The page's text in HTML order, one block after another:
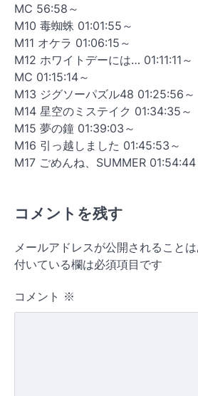
MC 56:58～
M10 毒蜘蛛 01:01:55～
M11 オケラ 01:06:15～
M12 ホワイトデーには… 01:11:11～
MC 01:15:14～
M13 ジグソーパズル48 01:25:56～
M14 星空のミステイク 01:34:35～
M15 夢の鐘 01:39:03～
M16 引っ越しました 01:45:53～
M17 ごめんね、SUMMER 01:54:44
コメントを残す
メールアドレスが公開されることは
付いている欄は必須項目です
コメント ※